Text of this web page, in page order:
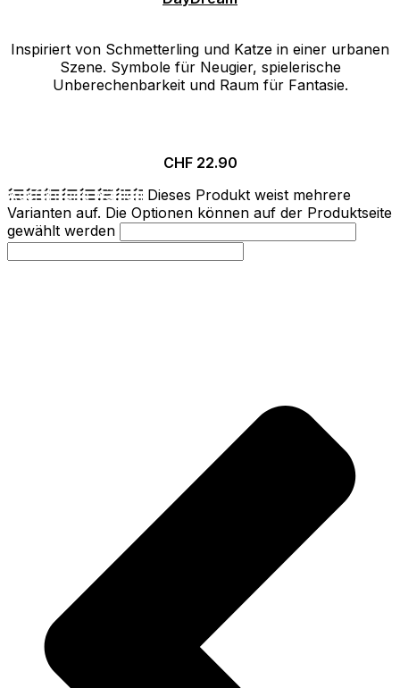
Inspiriert von Schmetterling und Katze in einer urbanen
Szene. Symbole für Neugier, spielerische
Unberechenbarkeit und Raum für Fantasie.
CHF22.90
Ausführung wählen Dieses Produkt weist mehrere
Varianten auf. Die Optionen können auf der Produktseite
gewählt werden